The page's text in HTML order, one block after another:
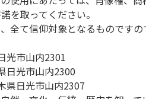
を取ってください。
全て信仰対象となるものです
光市山内2301
日光市山内2300
県日光市山内2307